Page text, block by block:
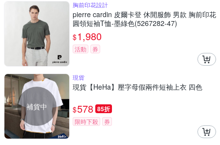
胸前印花設計
pierre cardin 皮爾卡登 休閒服飾 男款 胸前印花
圓領短袖T恤-墨綠色(5267282-47)
$1,980
活動 券
補貨中
現貨
現貨【HeHa】壓字母假兩件短袖上衣 四色
$578 85折
限時下殺 券